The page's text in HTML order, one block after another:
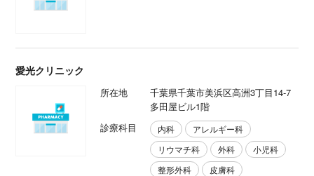
愛光クリニック
所在地
千葉県千葉市美浜区高洲3丁目14-7
多田屋ビル1階
診療科目
内科
アレルギー科
リウマチ科
外科
小児科
整形外科
皮膚科